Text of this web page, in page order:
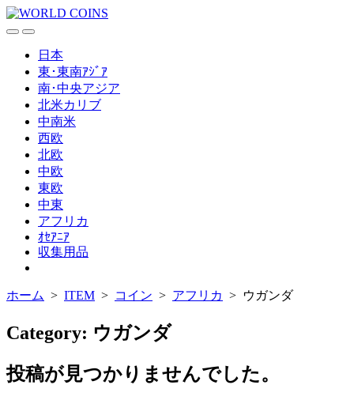
コ
ン
検
メ
ニ
日本
東･東南ｱｼﾞｱ
南･中央アジア
北米カリブ
中南米
西欧
北欧
中欧
東欧
中東
アフリカ
ｵｾｱﾆｱ
収集用品
ュ
閉
る
ホーム > ITEM > コイン > アフリカ > ウガンダ
Category: ウガンダ
投稿が見つかりませんでした。